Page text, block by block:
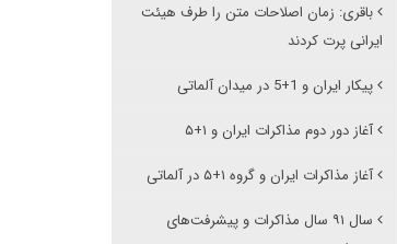
باقری: زمان اصلاحات متن را طرف هیئت
ایرانی پرت کردند
پیکار ایران و 1+5 در میدان آلماتی
آغاز دور دوم مذاکرات ایران و ۱+۵
آغاز مذاکرات ایران و گروه ۱+۵ در آلماتی
سال ۹۱ سال مذاکرات و پیشرفت‌های